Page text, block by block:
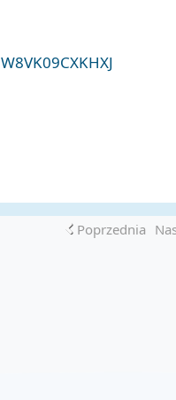
W8VK09CXKHXJ
Poprzednia